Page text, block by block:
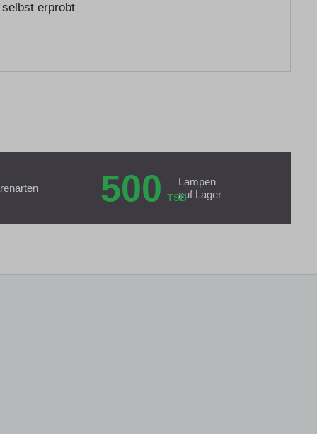
erprobt
500 TSD
Lampen
auf Lager